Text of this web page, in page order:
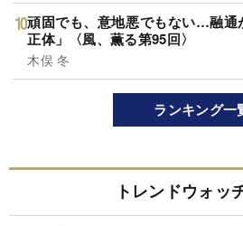
頑固でも、意地悪でもない…融通
正体」〈風、薫る第95回〉
木俣 冬
ランキング一
トレンドウォッ